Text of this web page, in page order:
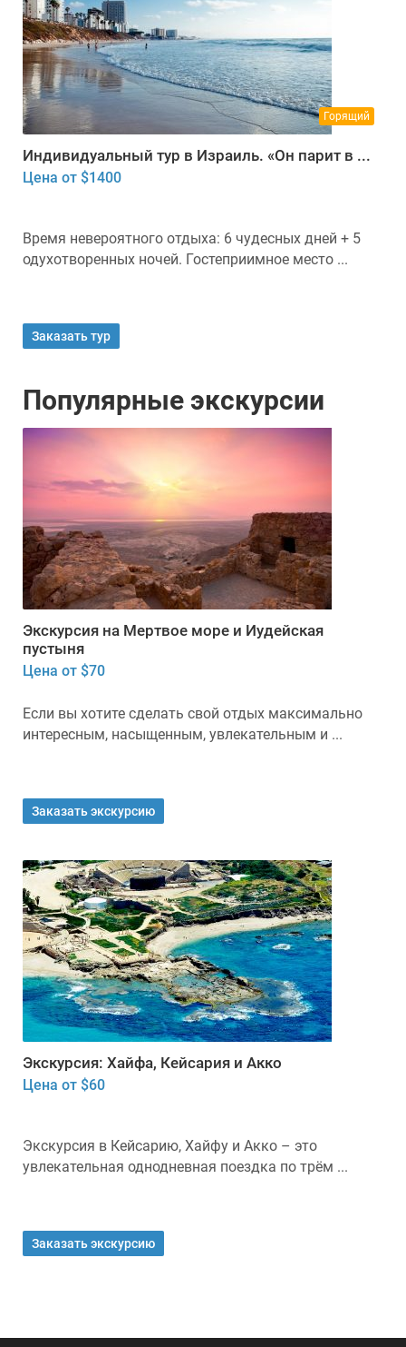
Горящий
Индивидуальный тур в Израиль. «Он парит в ...
Цена от $1400
Время невероятного отдыха: 6 чудесных дней + 5
одухотворенных ночей. Гостеприимное место ...
Заказать тур
Популярные экскурсии
Экскурсия на Мертвое море и Иудейская
пустыня
Цена от $70
Если вы хотите сделать свой отдых максимально
интересным, насыщенным, увлекательным и ...
Заказать экскурсию
Экскурсия: Хайфа, Кейсария и Акко
Цена от $60
Экскурсия в Кейсарию, Хайфу и Акко – это
увлекательная однодневная поездка по трём ...
Заказать экскурсию